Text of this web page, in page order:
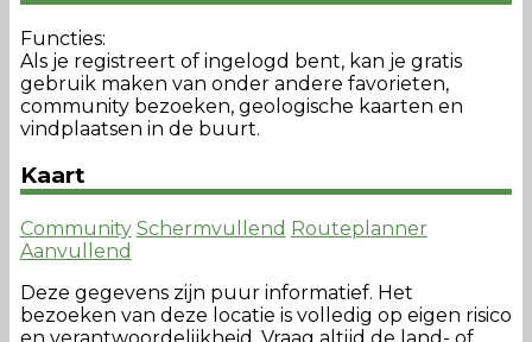
Functies:
Als je registreert of ingelogd bent, kan je gratis
gebruik maken van onder andere favorieten,
community bezoeken, geologische kaarten en
vindplaatsen in de buurt.
Kaart
Community Schermvullend Routeplanner
Aanvullend
Deze gegevens zijn puur informatief. Het
bezoeken van deze locatie is volledig op eigen risico